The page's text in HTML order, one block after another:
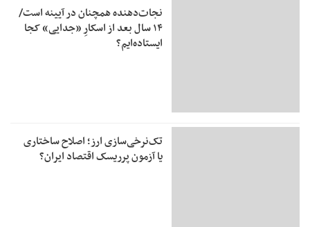
نجات‌دهنده‌ همچنان در آیینه است/
۱۴ سال بعد از اسکارِ «جدایی» کجا
ایستاده‌ایم؟
تک‌نرخی‌سازی ارز؛ اصلاح ساختاری
یا آزمون پرریسک اقتصاد ایران؟